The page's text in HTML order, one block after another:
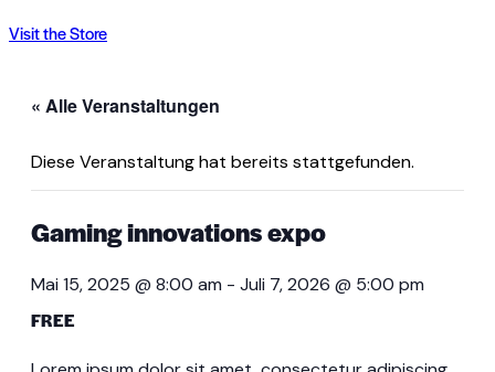
Visit the Store
« Alle Veranstaltungen
Diese Veranstaltung hat bereits stattgefunden.
Gaming innovations expo
Mai 15, 2025 @ 8:00 am - Juli 7, 2026 @ 5:00 pm
FREE